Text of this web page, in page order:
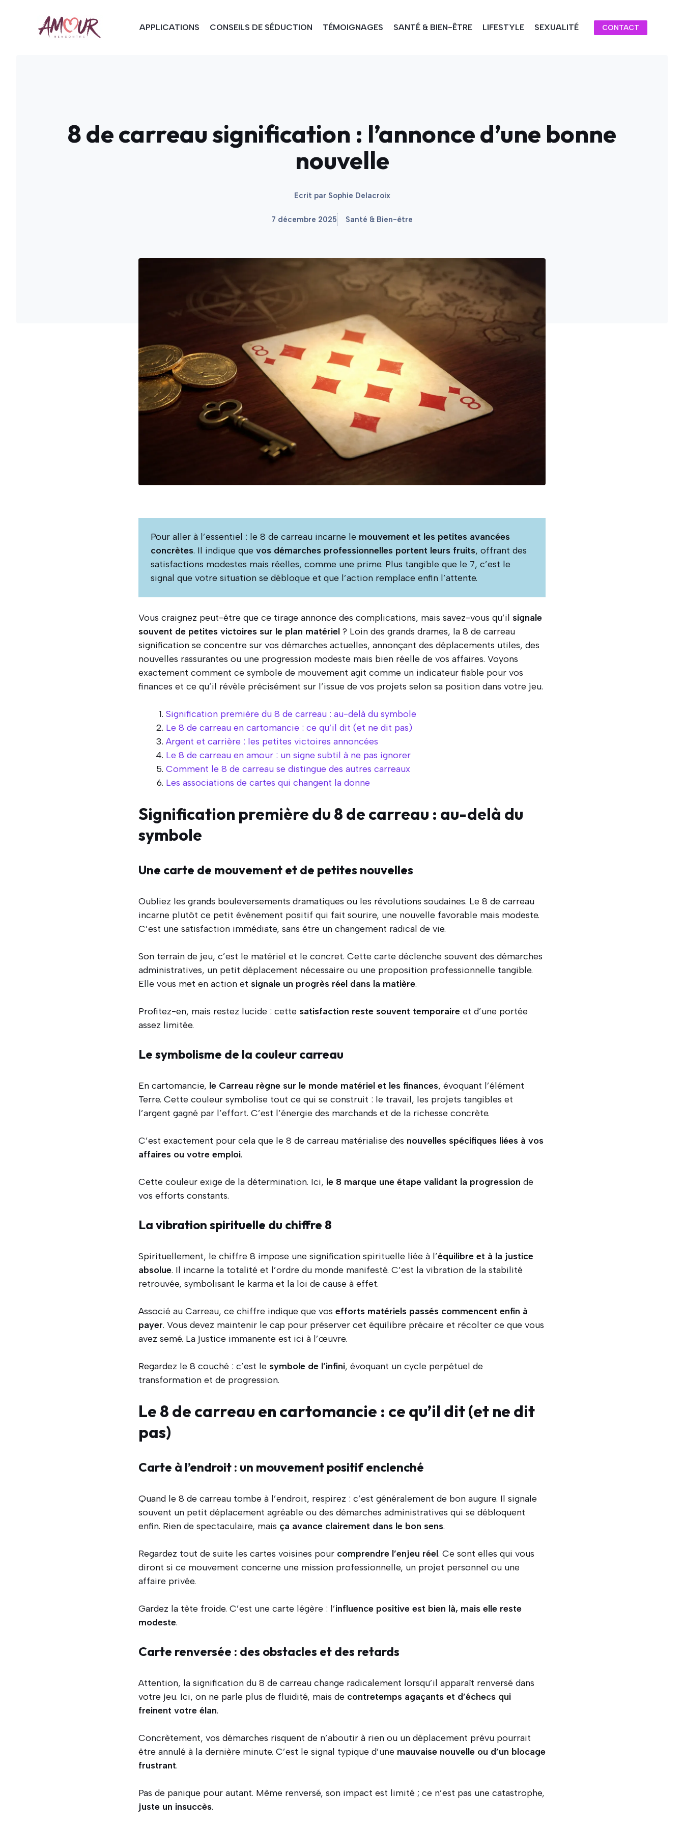
APPLICATIONS CONSEILS DE SÉDUCTION TÉMOIGNAGES SANTÉ & BIEN-ÊTRE LIFESTYLE SEXUALITÉ CONTACT
8 de carreau signification : l’annonce d’une bonne
nouvelle
Ecrit par Sophie Delacroix
7 décembre 2025 Santé & Bien-être
Pour aller à l’essentiel : le 8 de carreau incarne le mouvement et les petites avancées
concrètes. Il indique que vos démarches professionnelles portent leurs fruits, offrant des
satisfactions modestes mais réelles, comme une prime. Plus tangible que le 7, c’est le
signal que votre situation se débloque et que l’action remplace enfin l’attente.
Vous craignez peut-être que ce tirage annonce des complications, mais savez-vous qu’il signale
souvent de petites victoires sur le plan matériel ? Loin des grands drames, la 8 de carreau
signification se concentre sur vos démarches actuelles, annonçant des déplacements utiles, des
nouvelles rassurantes ou une progression modeste mais bien réelle de vos affaires. Voyons
exactement comment ce symbole de mouvement agit comme un indicateur fiable pour vos
finances et ce qu’il révèle précisément sur l’issue de vos projets selon sa position dans votre jeu.
Signification première du 8 de carreau : au-delà du symbole
Le 8 de carreau en cartomancie : ce qu’il dit (et ne dit pas)
Argent et carrière : les petites victoires annoncées
Le 8 de carreau en amour : un signe subtil à ne pas ignorer
Comment le 8 de carreau se distingue des autres carreaux
Les associations de cartes qui changent la donne
Signification première du 8 de carreau : au-delà du
symbole
Une carte de mouvement et de petites nouvelles
Oubliez les grands bouleversements dramatiques ou les révolutions soudaines. Le 8 de carreau
incarne plutôt ce petit événement positif qui fait sourire, une nouvelle favorable mais modeste.
C’est une satisfaction immédiate, sans être un changement radical de vie.
Son terrain de jeu, c’est le matériel et le concret. Cette carte déclenche souvent des démarches
administratives, un petit déplacement nécessaire ou une proposition professionnelle tangible.
Elle vous met en action et signale un progrès réel dans la matière.
Profitez-en, mais restez lucide : cette satisfaction reste souvent temporaire et d’une portée
assez limitée.
Le symbolisme de la couleur carreau
En cartomancie, le Carreau règne sur le monde matériel et les finances, évoquant l’élément
Terre. Cette couleur symbolise tout ce qui se construit : le travail, les projets tangibles et
l’argent gagné par l’effort. C’est l’énergie des marchands et de la richesse concrète.
C’est exactement pour cela que le 8 de carreau matérialise des nouvelles spécifiques liées à vos
affaires ou votre emploi.
Cette couleur exige de la détermination. Ici, le 8 marque une étape validant la progression de
vos efforts constants.
La vibration spirituelle du chiffre 8
Spirituellement, le chiffre 8 impose une signification spirituelle liée à l’équilibre et à la justice
absolue. Il incarne la totalité et l’ordre du monde manifesté. C’est la vibration de la stabilité
retrouvée, symbolisant le karma et la loi de cause à effet.
Associé au Carreau, ce chiffre indique que vos efforts matériels passés commencent enfin à
payer. Vous devez maintenir le cap pour préserver cet équilibre précaire et récolter ce que vous
avez semé. La justice immanente est ici à l’œuvre.
Regardez le 8 couché : c’est le symbole de l’infini, évoquant un cycle perpétuel de
transformation et de progression.
Le 8 de carreau en cartomancie : ce qu’il dit (et ne dit
pas)
Carte à l’endroit : un mouvement positif enclenché
Quand le 8 de carreau tombe à l’endroit, respirez : c’est généralement de bon augure. Il signale
souvent un petit déplacement agréable ou des démarches administratives qui se débloquent
enfin. Rien de spectaculaire, mais ça avance clairement dans le bon sens.
Regardez tout de suite les cartes voisines pour comprendre l’enjeu réel. Ce sont elles qui vous
diront si ce mouvement concerne une mission professionnelle, un projet personnel ou une
affaire privée.
Gardez la tête froide. C’est une carte légère : l’influence positive est bien là, mais elle reste
modeste.
Carte renversée : des obstacles et des retards
Attention, la signification du 8 de carreau change radicalement lorsqu’il apparaît renversé dans
votre jeu. Ici, on ne parle plus de fluidité, mais de contretemps agaçants et d’échecs qui
freinent votre élan.
Concrètement, vos démarches risquent de n’aboutir à rien ou un déplacement prévu pourrait
être annulé à la dernière minute. C’est le signal typique d’une mauvaise nouvelle ou d’un blocage
frustrant.
Pas de panique pour autant. Même renversé, son impact est limité ; ce n’est pas une catastrophe,
juste un insuccès.